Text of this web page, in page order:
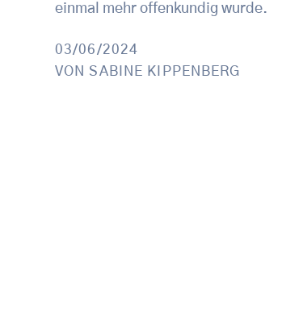
einmal mehr offenkundig wurde.
03/06/2024
VON SABINE KIPPENBERG